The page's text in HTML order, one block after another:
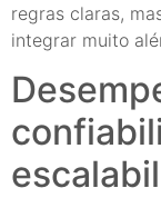
regras claras,
integrar muito